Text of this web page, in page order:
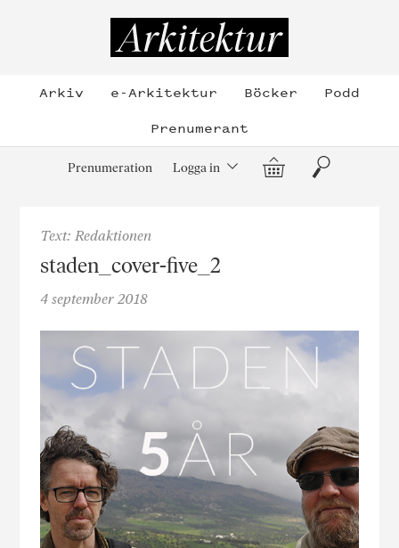
Arkiv e-Arkitektur Böcker
Podd
Prenumerant
Prenumeration Logga in Varukorg
Sök
Text: Redaktionen
staden_cover-five_2
4 september 2018